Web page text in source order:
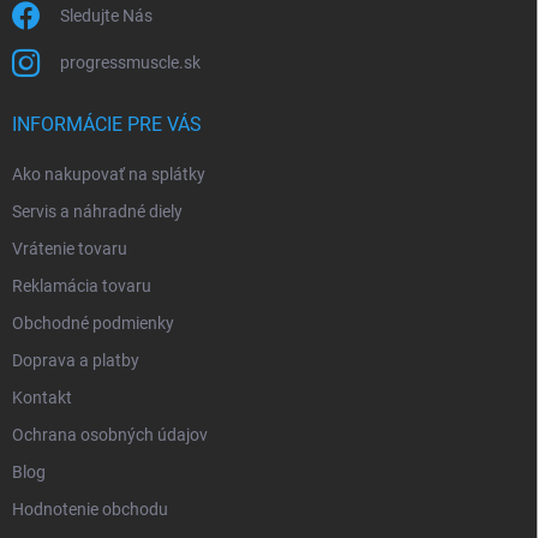
Sledujte Nás
progressmuscle.sk
INFORMÁCIE PRE VÁS
Ako nakupovať na splátky
Servis a náhradné diely
Vrátenie tovaru
Reklamácia tovaru
Obchodné podmienky
Doprava a platby
Kontakt
Ochrana osobných údajov
Blog
Hodnotenie obchodu